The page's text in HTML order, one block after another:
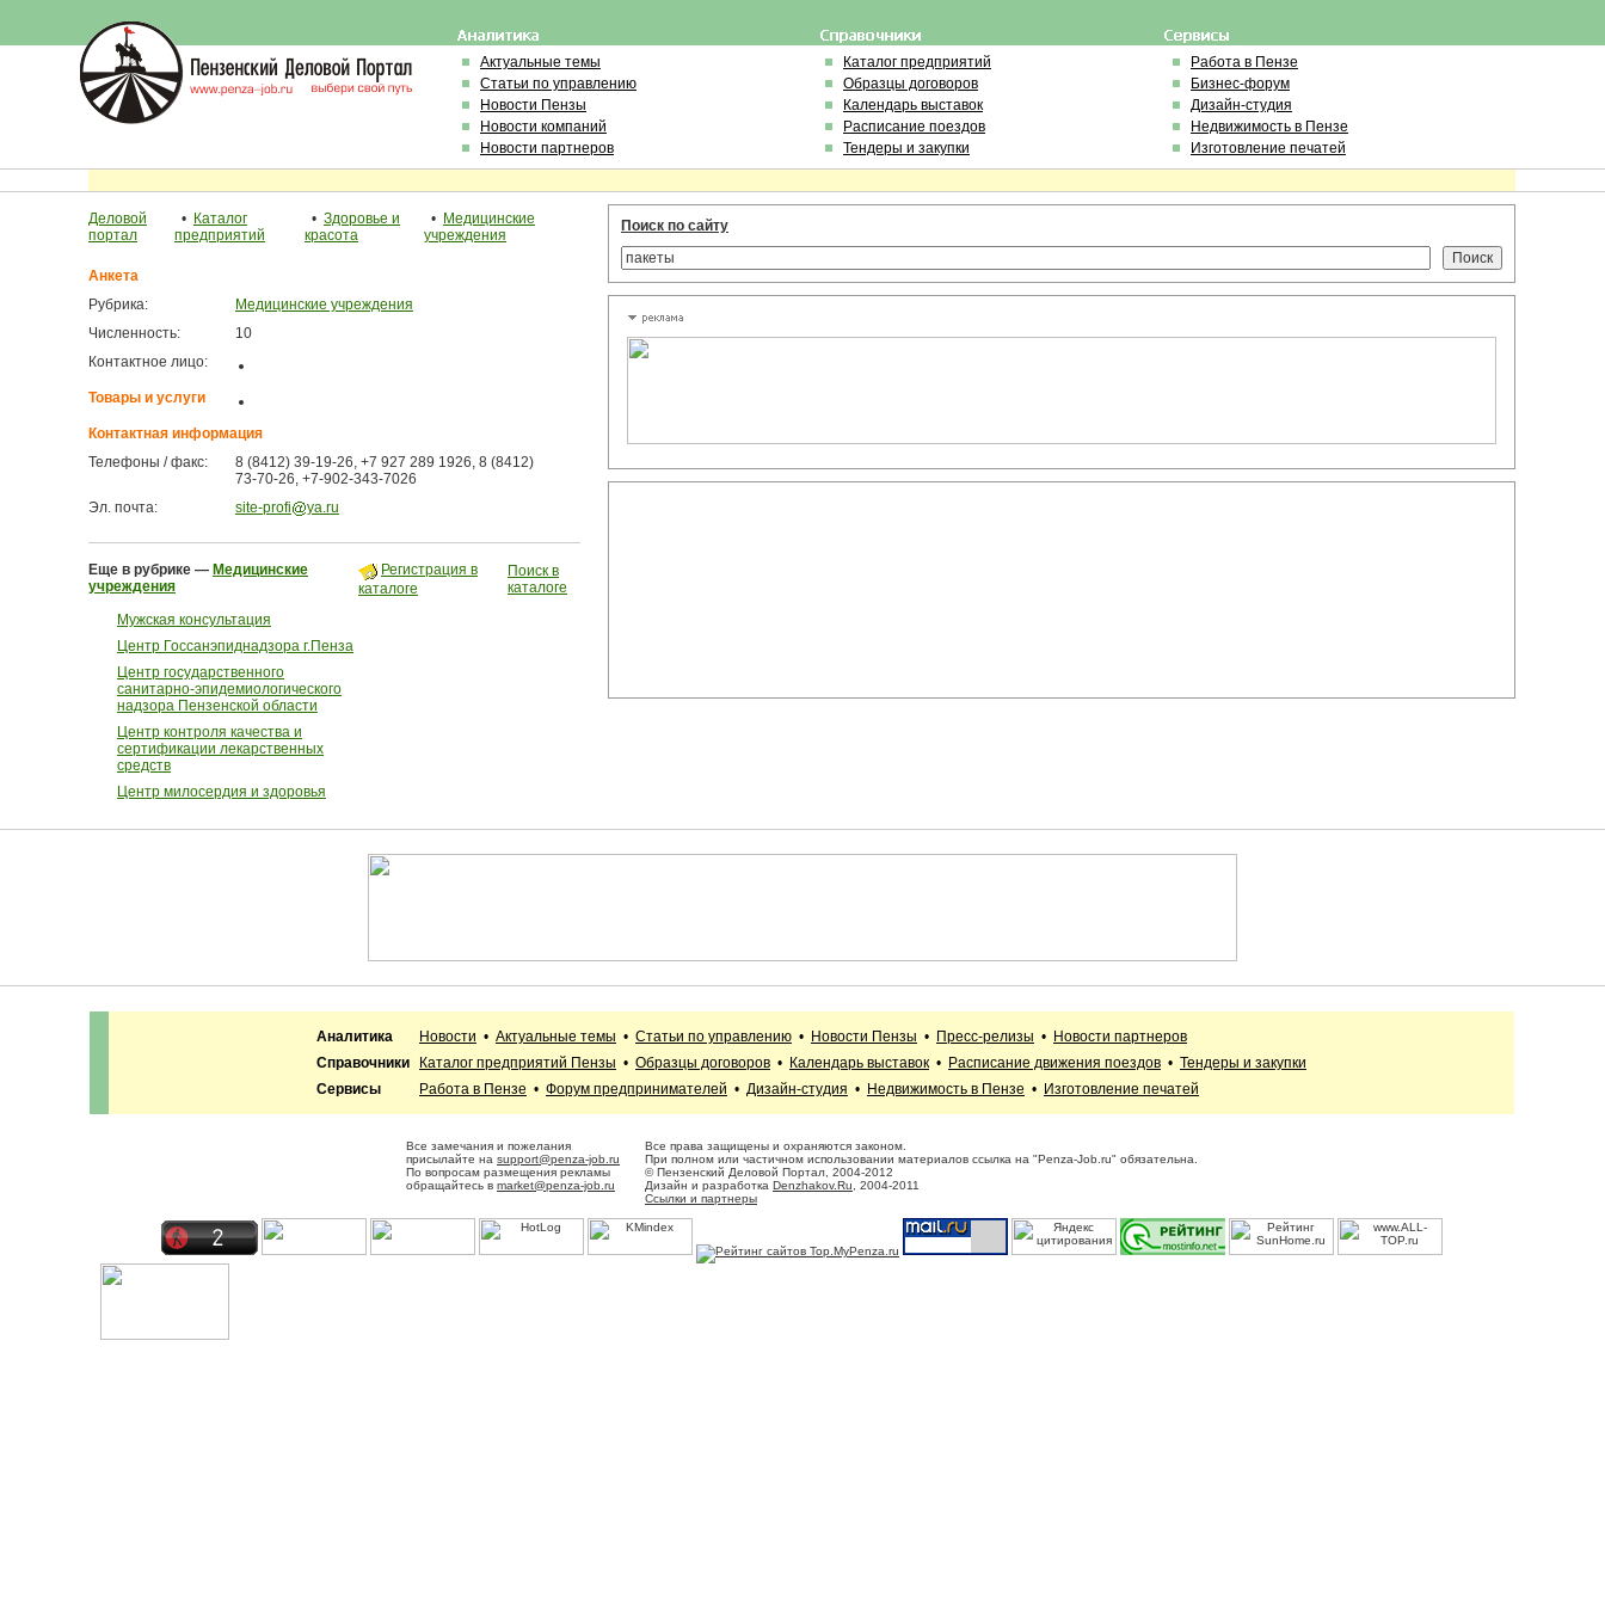
Актуальные темы
Статьи по управлению
Новости Пензы
Новости компаний
Новости партнеров
Каталог предприятий
Образцы договоров
Календарь выставок
Расписание поездов
Тендеры и закупки
Работа в Пензе
Бизнес-форум
Дизайн-студия
Недвижимость в Пензе
Изготовление печатей
Деловой
портал
• Каталог
предприятий
• Здоровье и
красота
• Медицинские
учреждения
Анкета
Рубрика:
Медицинские учреждения
Численность:
10
Контактное лицо:
Товары и услуги
Контактная информация
Телефоны / факс:
8 (8412) 39-19-26, +7 927 289 1926, 8 (8412)
73-70-26, +7-902-343-7026
Эл. почта:
site-profi ya.ru
Еще в рубрике — Медицинские
учреждения
Мужская консультация
Центр Госсанэпиднадзора г.Пенза
Центр государственного
санитарно-эпидемиологического
надзора Пензенской области
Центр контроля качества и
сертификации лекарственных
средств
Центр милосердия и здоровья
Регистрация в
каталоге
Поиск в
каталоге
Поиск по сайту
Аналитика Новости • Актуальные темы • Статьи по управлению • Новости Пензы • Пресс-релизы • Новости партнеров
Справочники
Каталог предприятий Пензы • Образцы договоров • Календарь выставок • Расписание движения поездов • Тендеры и закупки
Сервисы
Работа в Пензе • Форум предпринимателей • Дизайн-студия • Недвижимость в Пензе • Изготовление печатей
Все замечания и пожелания
присылайте на support@penza-job.ru
По вопросам размещения рекламы
обращайтесь в market@penza-job.ru
Все права защищены и охраняются законом.
При полном или частичном использовании материалов ссылка на "Penza-Job.ru" обязательна.
© Пензенский Деловой Портал, 2004-2012
Дизайн и разработка Denzhakov.Ru , 2004-2011
Ссылки и партнеры